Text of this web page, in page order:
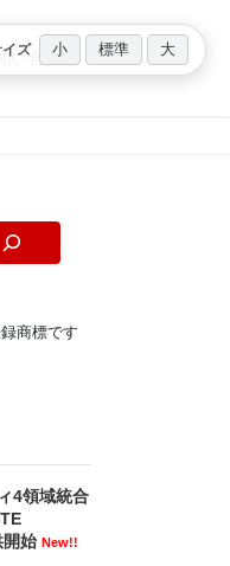
い合わせ
商標です
4領域統合
始 New!!
ズ 小 標準 大